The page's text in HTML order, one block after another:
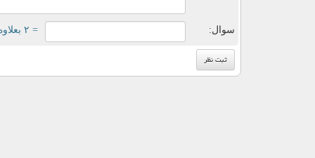
سوال: = ۲ بعلاوه ۱